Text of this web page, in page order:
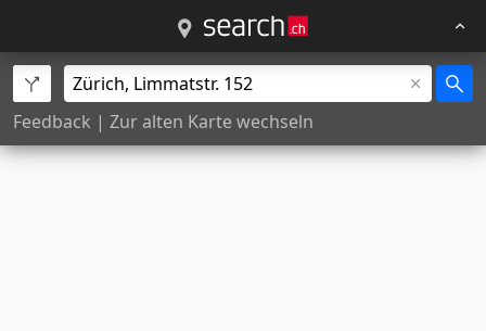
Feedback | Zur alten Karte wechseln